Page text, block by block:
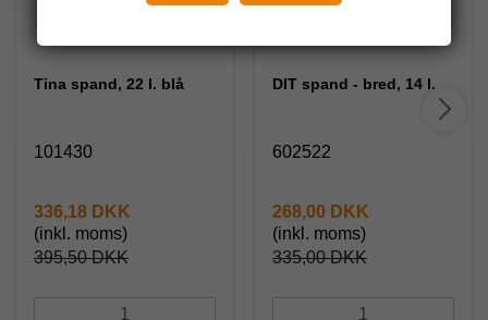
Tina spand, 22 l. blå
101430
395,50 DKK
336,18 DKK
(inkl. moms)
DIT spand - bred, 14 l.
602522
335,00 DKK
268,00 DKK
(inkl. moms)